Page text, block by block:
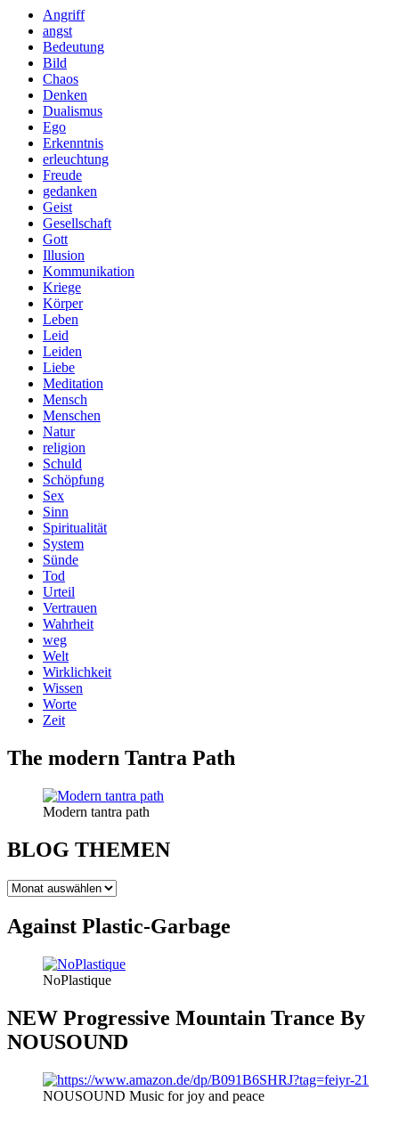
Angriff
angst
Bedeutung
Bild
Chaos
Denken
Dualismus
Ego
Erkenntnis
erleuchtung
Freude
gedanken
Geist
Gesellschaft
Gott
Illusion
Kommunikation
Kriege
Körper
Leben
Leid
Leiden
Liebe
Meditation
Mensch
Menschen
Natur
religion
Schuld
Schöpfung
Sex
Sinn
Spiritualität
System
Sünde
Tod
Urteil
Vertrauen
Wahrheit
weg
Welt
Wirklichkeit
Wissen
Worte
Zeit
The modern Tantra Path
Modern tantra path
BLOG THEMEN
BLOG
Against Plastic-Garbage
NoPlastique
NEW Progressive Mountain Trance By
NOUSOUND
NOUSOUND Music for joy and peace